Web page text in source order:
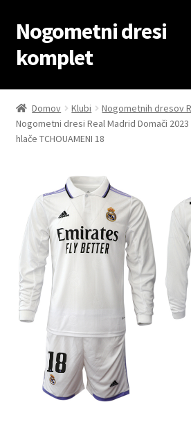
Skip
to
navigation
Skip
to
content
Nogometni dresi
komplet
Domov
Blog
Košarica
Moj račun
Trgovina
Zaključek nakupa
Domov Klubi Nogometnih dresov
Nogometni dresi Real Madrid Domači
hlače TCHOUAMENI 18